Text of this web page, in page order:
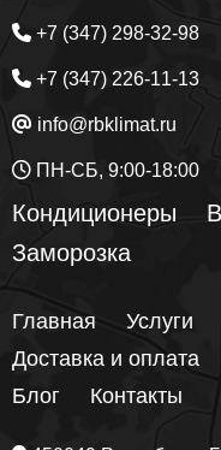
+7 (347) 298-32-98
+7 (347) 226-11-13
info@rbklimat.ru
ПН-СБ, 9:00-18:00
Кондиционеры
Заморозка
Главная Услуги
Доставка и оплата
Блог
Контакты